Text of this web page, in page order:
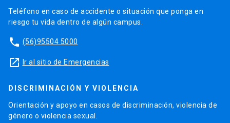
Teléfono en caso de accidente o situación que ponga en
riesgo tu vida dentro de algún campus.
phone (56)95504 5000
launch Ir al sitio de Emergencias
DISCRIMINACIÓN Y VIOLENCIA
Orientación y apoyo en casos de discriminación, violencia de
género o violencia sexual.